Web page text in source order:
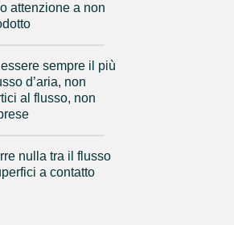
attenzione a non
sempre il più
d’aria, non
al flusso, non
nulla tra il flusso
a contatto